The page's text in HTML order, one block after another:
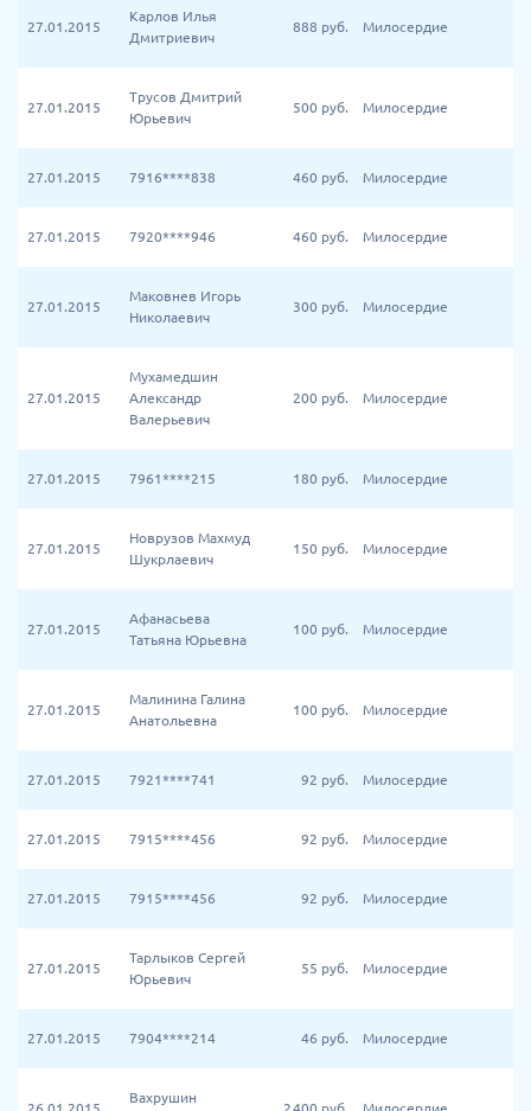
27.01.2015
Карлов Илья
Дмитриевич
888 руб. Милосердие
27.01.2015
Трусов Дмитрий
Юрьевич
500 руб. Милосердие
27.01.2015 7916****838 460 руб. Милосердие
27.01.2015 7920****946 460 руб. Милосердие
27.01.2015
Маковнев Игорь
Николаевич
300 руб. Милосердие
27.01.2015
Мухамедшин
Александр
Валерьевич
200 руб. Милосердие
27.01.2015 7961****215 180 руб. Милосердие
27.01.2015
Новрузов Махмуд
Шукрлаевич
150 руб. Милосердие
27.01.2015
Афанасьева
Татьяна Юрьевна
100 руб. Милосердие
27.01.2015
Малинина Галина
Анатольевна
100 руб. Милосердие
27.01.2015 7921****741 92 руб. Милосердие
27.01.2015 7915****456 92 руб. Милосердие
27.01.2015 7915****456 92 руб. Милосердие
27.01.2015
Тарлыков Сергей
Юрьевич
55 руб. Милосердие
27.01.2015 7904****214 46 руб. Милосердие
Вахрушин